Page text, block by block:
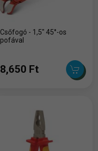
Csőfogó - 1,5" 45°-os
pofával
8,650 Ft